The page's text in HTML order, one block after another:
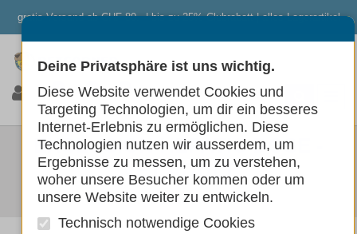
gratis Versand ab CHF 80.- | bis zu 25% Clubrabatt | alles Lagerartikel
0 0 0
EXCLUSION HEPATIC DOSE -
VET ADULT
Hunde Hundefutter Nassfutter
Deine Privatsphäre ist uns wichtig.
Diese Website verwendet Cookies und
Targeting Technologien, um dir ein besseres
Internet-Erlebnis zu ermöglichen. Diese
Technologien nutzen wir ausserdem, um
Ergebnisse zu messen, um zu verstehen,
woher unsere Besucher kommen oder um
unsere Website weiter zu entwickeln.
Technisch notwendige Cookies